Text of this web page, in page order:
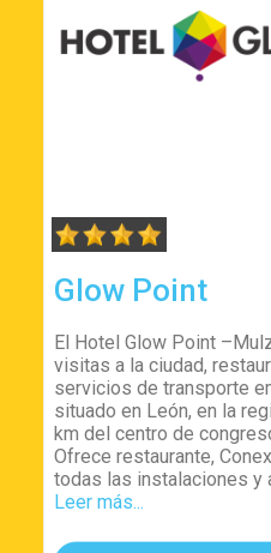
Glow Point
El Hotel Glow Point
visitas a la ciudad,
servicios de transporte
situado en León, en la
km del centro de
Ofrece restaurante,
todas las instalaciones y
Leer más...